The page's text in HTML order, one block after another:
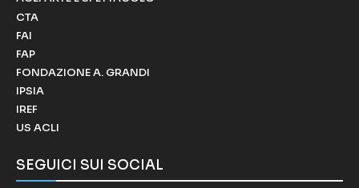
CTA
FAI
FAP
FONDAZIONE A. GRANDI
IPSIA
IREF
US ACLI
SEGUICI SUI SOCIAL